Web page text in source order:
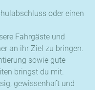
oder einen
Fahrgäste und
an ihr Ziel zu bringen.
sowie gute
bringst du mit.
gewissenhaft und